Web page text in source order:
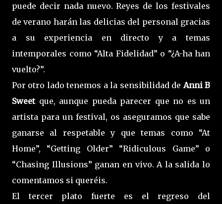
puede decir nada nuevo. Reyes de los festivales
de verano harán las delicias del personal gracias
a su experiencia en directo y a temas
intemporales como “Alta Fidelidad” o “¿A-ha han
vuelto?”.
Por otro lado tenemos a la sensibilidad deAnni B
Sweetque, aunque pueda parecer que no es un
artista para un festival, os aseguramos que sabe
ganarse al respetable y que temas como “At
Home”, “Getting Older” “Ridiculous Game” o
“Chasing Illusions” ganan en vivo. A la salida lo
comentamos si queréis.
El tercer plato fuerte es el regreso del